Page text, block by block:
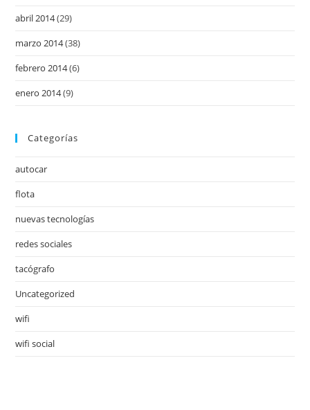
abril 2014(29)
marzo 2014(38)
febrero 2014(6)
enero 2014(9)
Categorías
autocar
flota
nuevas tecnologías
redes sociales
tacógrafo
Uncategorized
wifi
wifi social